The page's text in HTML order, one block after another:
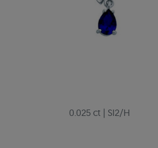
0.025 ct SI2/H